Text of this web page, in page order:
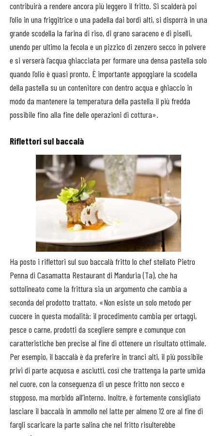
contribuirà a rendere ancora più leggero il fritto. Si scalderà poi
l’olio in una friggitrice o una padella dai bordi alti, si disporrà in una
grande scodella la farina di riso, di grano saraceno e di piselli,
unendo per ultimo la fecola e un pizzico di zenzero secco in polvere
e si verserà l’acqua ghiacciata per formare una densa pastella solo
quando l’olio è quasi pronto. È importante appoggiare la scodella
della pastella su un contenitore con dentro acqua e ghiaccio in
modo da mantenere la temperatura della pastella il più fredda
possibile fino alla fine delle operazioni di cottura».
Riflettori sul baccalà
Ha posto i riflettori sul suo baccalà fritto lo chef stellato Pietro
Penna di Casamatta Restaurant di Manduria (Ta), che ha
sottolineato come la frittura sia un argomento che cambia a
seconda del prodotto trattato. «Non esiste un solo metodo per
cuocere in questa modalità: il procedimento cambia per ortaggi,
pesce o carne, prodotti da scegliere sempre e comunque con
caratteristiche ben precise al fine di ottenere un risultato ottimale.
Per esempio, il baccalà è da preferire in tranci alti, il più possibile
privi di parte acquosa e asciutti, così che trattenga la parte umida
nel cuore, con la conseguenza di un pesce fritto non secco e
stopposo, ma morbido all’interno. Inoltre, è fortemente consigliato
lasciare il baccalà in ammollo nel latte per almeno 12 ore al fine di
fargli scaricare la parte salina che nel fritto risulterebbe